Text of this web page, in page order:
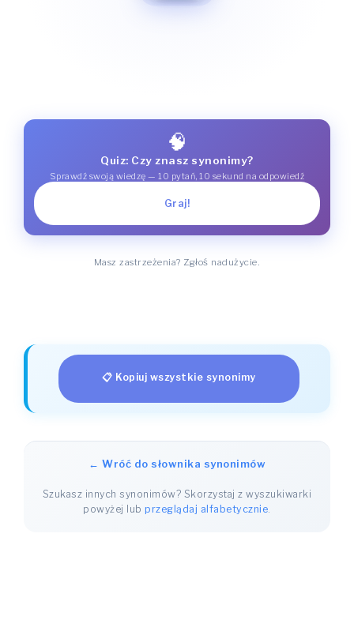
🧠
Quiz: Czy znasz synonimy?
Sprawdź swoją wiedzę — 10 pytań, 10 sekund na odpowiedź
Graj!
Masz zastrzeżenia? Zgłoś nadużycie.
📋 Kopiuj wszystkie synonimy
← Wróć do słownika synonimów
Szukasz innych synonimów? Skorzystaj z wyszukiwarki
powyżej lubprzeglądaj alfabetycznie